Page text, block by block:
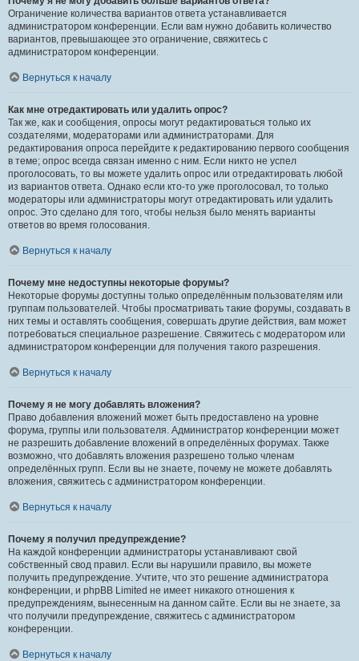
Ограничение количества вариантов ответа устанавливается
администратором конференции. Если вам нужно добавить количество
вариантов, превышающее это ограничение, свяжитесь с
администратором конференции.
Вернуться к началу
Как мне отредактировать или удалить опрос?
Так же, как и сообщения, опросы могут редактироваться только их
создателями, модераторами или администраторами. Для
редактирования опроса перейдите к редактированию первого сообщения
в теме; опрос всегда связан именно с ним. Если никто не успел
проголосовать, то вы можете удалить опрос или отредактировать любой
из вариантов ответа. Однако если кто-то уже проголосовал, то только
модераторы или администраторы могут отредактировать или удалить
опрос. Это сделано для того, чтобы нельзя было менять варианты
ответов во время голосования.
Вернуться к началу
Почему мне недоступны некоторые форумы?
Некоторые форумы доступны только определённым пользователям или
группам пользователей. Чтобы просматривать такие форумы, создавать в
них темы и оставлять сообщения, совершать другие действия, вам может
потребоваться специальное разрешение. Свяжитесь с модератором или
администратором конференции для получения такого разрешения.
Вернуться к началу
Почему я не могу добавлять вложения?
Право добавления вложений может быть предоставлено на уровне
форума, группы или пользователя. Администратор конференции может
не разрешить добавление вложений в определённых форумах. Также
возможно, что добавлять вложения разрешено только членам
определённых групп. Если вы не знаете, почему не можете добавлять
вложения, свяжитесь с администратором конференции.
Вернуться к началу
Почему я получил предупреждение?
На каждой конференции администраторы устанавливают свой
собственный свод правил. Если вы нарушили правило, вы можете
получить предупреждение. Учтите, что это решение администратора
конференции, и phpBB Limited не имеет никакого отношения к
предупреждениям, вынесенным на данном сайте. Если вы не знаете, за
что получили предупреждение, свяжитесь с администратором
конференции.
Вернуться к началу